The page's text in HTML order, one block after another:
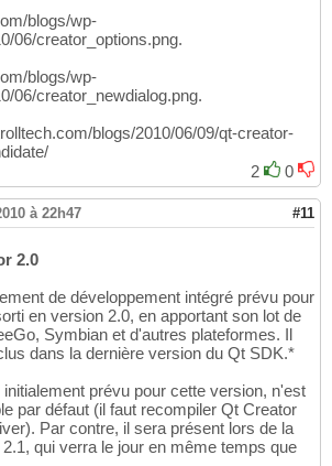
blogs/wp-
06/creator_options.png.
blogs/wp-
06/creator_newdialog.png.
blogs/2010/06/09/qt-creator-
2
0
à 22h47 #11
2.0
de développement intégré prévu pour
en version 2.0, en apportant son lot de
Symbian et d'autres plateformes. Il
dans la dernière version du Qt SDK.*
prévu pour cette version, n'est
par défaut (il faut recompiler Qt Creator
Par contre, il sera présent lors de la
qui verra le jour en même temps que